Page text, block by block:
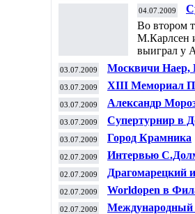
04.07.2009
Во втором
М.Карлсен
выиграл у
03.07.2009
Москвичи Наер,
Open
03.07.2009 ХIII Мемориал
03.07.2009
Александр
были такие
03.07.2009 Супертурнир в
03.07.2009 Город Крамника
02.07.2009 Интервью
02.07.2009
Драгомарецкий
турнире
02.07.2009 Worldopen в
02.07.2009 Международный